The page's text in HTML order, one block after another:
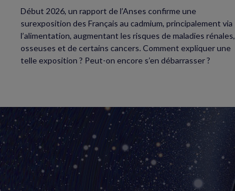
Début 2026, un rapport de l’Anses confirme une
surexposition des Français au cadmium, principalement via
l’alimentation, augmentant les risques de maladies rénales,
osseuses et de certains cancers. Comment expliquer une
telle exposition ? Peut-on encore s’en débarrasser ?